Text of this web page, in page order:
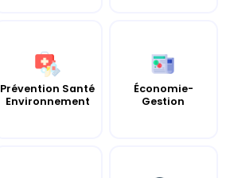
Prévention Santé
Environnement
Économie-
Gestion